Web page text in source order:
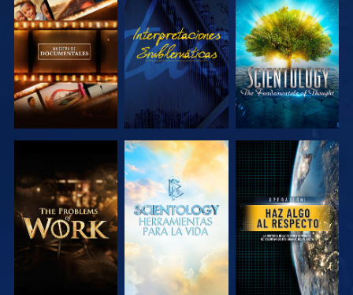
EXPLORA LAS
SERIES
VE
EXPLORA LAS
SERIES
EXPLORA LAS
SERIES
EXPLORA LAS
SERIES
VE